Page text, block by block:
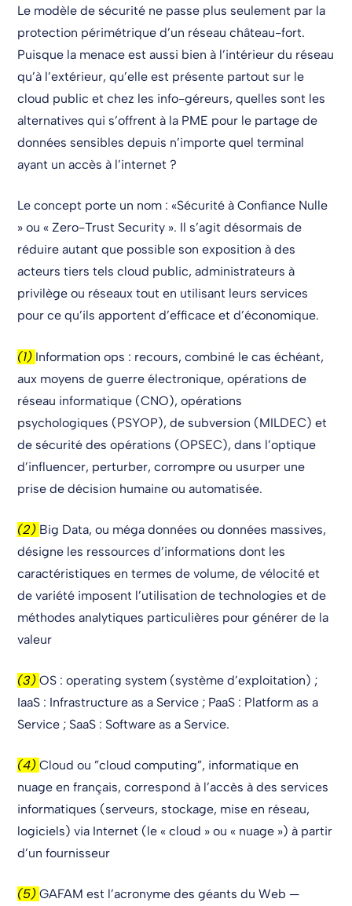
Le modèle de sécurité ne passe plus seulement par la
protection périmétrique d’un réseau château-fort.
Puisque la menace est aussi bien à l’intérieur du réseau
qu’à l’extérieur, qu’elle est présente partout sur le
cloud public et chez les info-géreurs, quelles sont les
alternatives qui s’offrent à la PME pour le partage de
données sensibles depuis n’importe quel terminal
ayant un accès à l’internet ?
Le concept porte un nom : «Sécurité à Confiance Nulle
» ou « Zero-Trust Security ». Il s’agit désormais de
réduire autant que possible son exposition à des
acteurs tiers tels cloud public, administrateurs à
privilège ou réseaux tout en utilisant leurs services
pour ce qu’ils apportent d’efficace et d’économique.
(1) Information ops : recours, combiné le cas échéant,
aux moyens de guerre électronique, opérations de
réseau informatique (CNO), opérations
psychologiques (PSYOP), de subversion (MILDEC) et
de sécurité des opérations (OPSEC), dans l’optique
d’influencer, perturber, corrompre ou usurper une
prise de décision humaine ou automatisée.
(2) Big Data, ou méga données ou données massives,
désigne les ressources d’informations dont les
caractéristiques en termes de volume, de vélocité et
de variété imposent l’utilisation de technologies et de
méthodes analytiques particulières pour générer de la
valeur
(3)OS : operating system (système d’exploitation) ;
IaaS : Infrastructure as a Service ; PaaS : Platform as a
Service ; SaaS : Software as a Service.
(4)Cloud ou ”cloud computing”, informatique en
nuage en français, correspond à l’accès à des services
informatiques (serveurs, stockage, mise en réseau,
logiciels) via Internet (le « cloud » ou « nuage ») à partir
d’un fournisseur
(5)GAFAM est l’acronyme des géants du Web —